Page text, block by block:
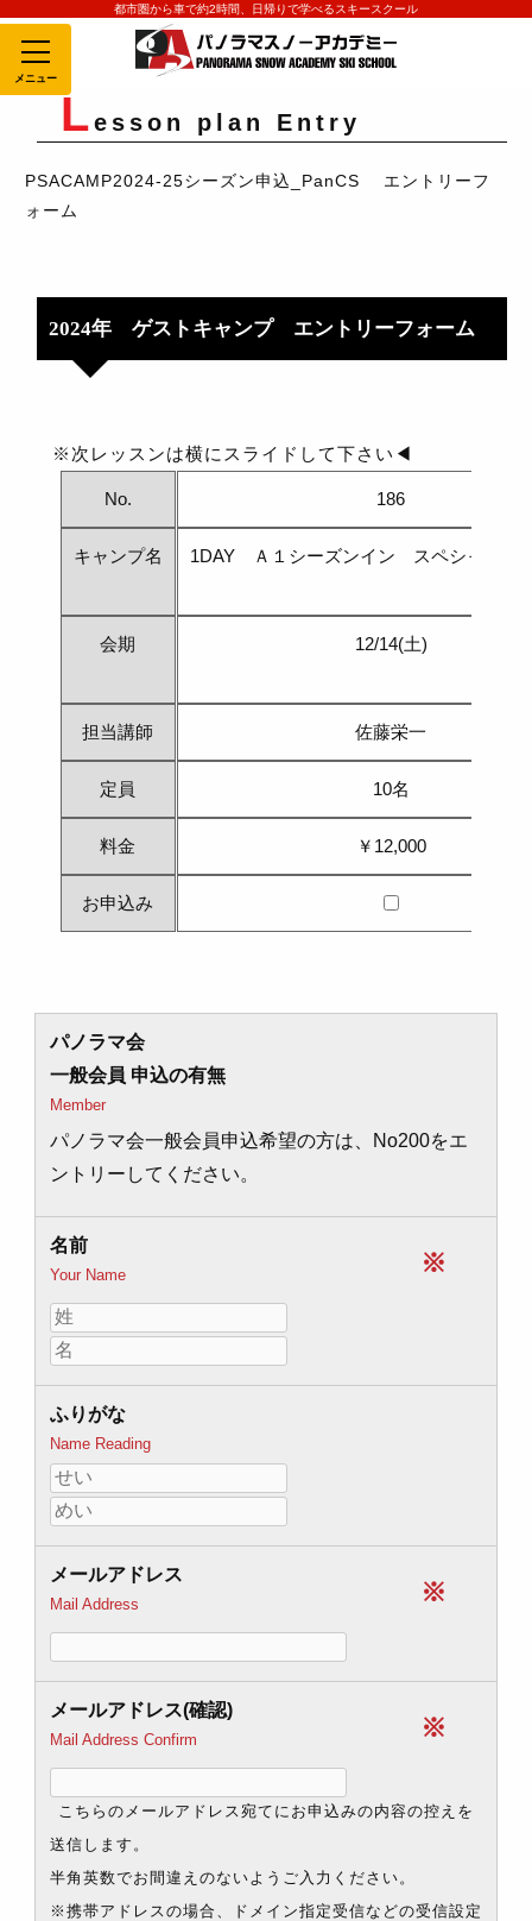
都市圏から車で約2時間、日帰りで学べるスキースクール
MENU
Lesson plan Entry
PSACAMP2024-25シーズン申込_PanCS エントリーフ
ォーム
2024年 ゲストキャンプ エントリーフォーム
※次レッスンは横にスライドして下さい◀
No.
キャンプ名
会期
担当講師
定員
料金
お申込み
186
1DAY Ａ１シーズンイン スペシャルキ
12/14(土)
佐藤栄一
10名
￥12,000
パノラマ会
一般会員 申込の有無
Member
パノラマ会一般会員申込希望の方は、No200をエ
ントリーしてください。
※
名前
Your Name
ふりがな
Name Reading
※
メールアドレス
Mail Address
※
メールアドレス(確認)
Mail Address Confirm
こちらのメールアドレス宛てにお申込みの内容の控えを
送信します。
半角英数でお間違えのないようご入力ください。
※携帯アドレスの場合、ドメイン指定受信などの受信設定